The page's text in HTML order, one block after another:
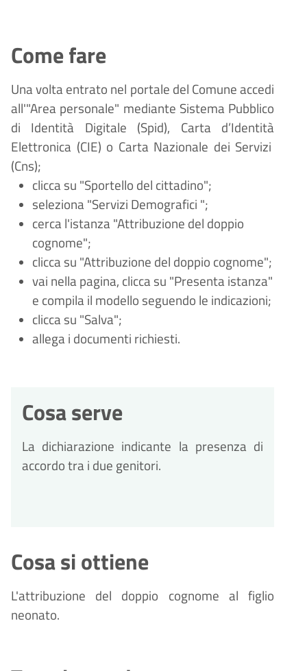
Come fare
Una volta entrato nel portale del Comune accedi
all'"Area personale" mediante Sistema Pubblico
di Identità Digitale (Spid), Carta d’Identità
Elettronica (CIE) o Carta Nazionale dei Servizi
(Cns);
clicca su "Sportello del cittadino";
seleziona "Servizi Demografici ";
cerca l'istanza "Attribuzione del doppio
cognome";
clicca su "Attribuzione del doppio cognome";
vai nella pagina, clicca su "Presenta istanza"
e compila il modello seguendo le indicazioni;
clicca su "Salva";
allega i documenti richiesti.
Cosa serve
La dichiarazione indicante la presenza di
accordo tra i due genitori.
Cosa si ottiene
L'attribuzione del doppio cognome al figlio
neonato.